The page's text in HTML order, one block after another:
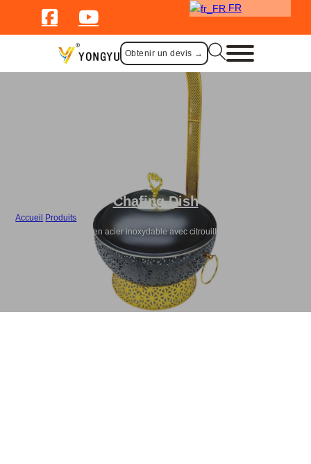
FR
Obtenir un devis →
Chafing Dish
Accueil Produits
Poêle à frire de luxe en acier inoxydable avec citrouille suspendue - Noir